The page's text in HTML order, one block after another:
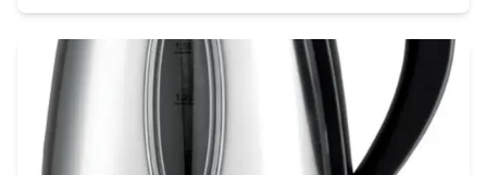
нагрева 100 °C Длина сетевого шнура 0.6 м
Дополнительная информация Автоотключение;
Автоотключение при отсутствии воды Размеры
(ШxГxВ) 16.4x21.5x24.8 см Вес 0.75 кг